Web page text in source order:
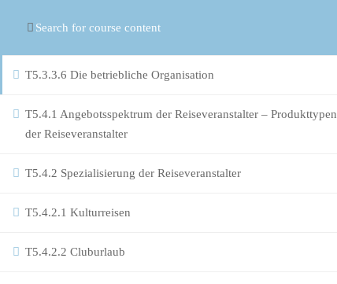
T5.3.3.5 Reisedurchführung und Kundenbindung
T5.3.3.6 Die betriebliche Organisation
T5.4.1 Angebotsspektrum der Reiseveranstalter – Produkttypen
der Reiseveranstalter
T5.4.2 Spezialisierung der Reiseveranstalter
T5.4.2.1 Kulturreisen
T5.4.2.2 Cluburlaub
© CopyrightASR Berlin Reiseverband